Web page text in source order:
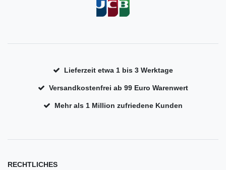
Lieferzeit etwa 1 bis 3 Werktage
Versandkostenfrei ab 99 Euro Warenwert
Mehr als 1 Million zufriedene Kunden
RECHTLICHES